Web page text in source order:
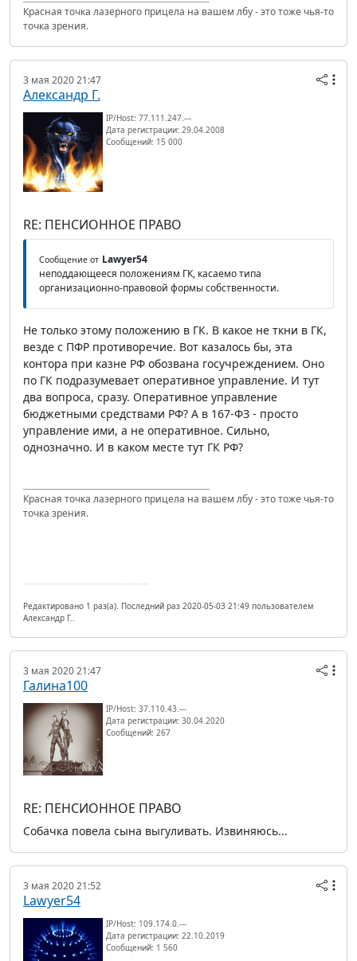
Красная точка лазерного прицела на вашем лбу - это тоже чья-то
точка зрения.
3 мая 2020 21:47
Александр Г.
IP/Host: 77.111.247.---
Дата регистрации: 29.04.2008
Сообщений: 15 000
RE: ПЕНСИОННОЕ ПРАВО
Сообщение от Lawyer54
неподдающееся положениям ГК, касаемо типа
организационно-правовой формы собственности.
Не только этому положению в ГК. В какое не ткни в ГК,
везде с ПФР противоречие. Вот казалось бы, эта
контора при казне РФ обозвана госучреждением. Оно
по ГК подразумевает оперативное управление. И тут
два вопроса, сразу. Оперативное управление
бюджетными средствами РФ? А в 167-ФЗ - просто
управление ими, а не оперативное. Сильно,
однозначно. И в каком месте тут ГК РФ?
Красная точка лазерного прицела на вашем лбу - это тоже чья-то
точка зрения.
Редактировано 1 раз(а). Последний раз 2020-05-03 21:49 пользователем
Александр Г..
3 мая 2020 21:47
Галина100
IP/Host: 37.110.43.---
Дата регистрации: 30.04.2020
Сообщений: 267
RE: ПЕНСИОННОЕ ПРАВО
Собачка повела сына выгуливать. Извиняюсь...
3 мая 2020 21:52
Lawyer54
IP/Host: 109.174.0.---
Дата регистрации: 22.10.2019
Сообщений: 1 560